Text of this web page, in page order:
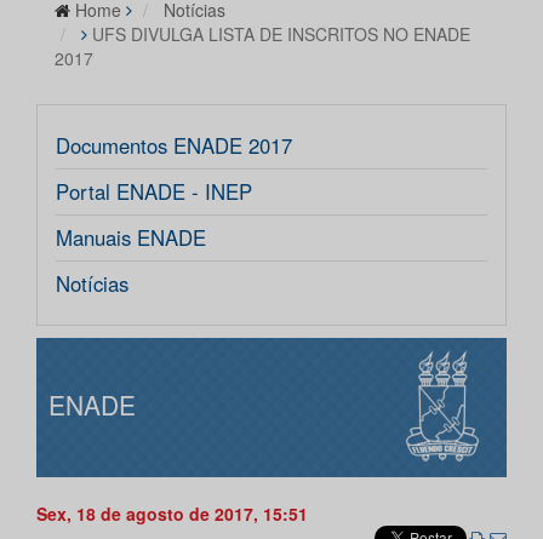
Home
Notícias
UFS DIVULGA LISTA DE INSCRITOS NO ENADE
2017
Documentos ENADE 2017
Portal ENADE - INEP
Manuais ENADE
Notícias
ENADE
Sex, 18 de agosto de 2017, 15:51